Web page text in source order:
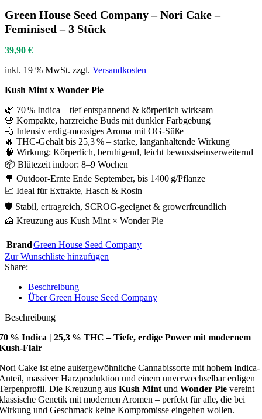
Green House Seed Company – Nori Cake –
Feminised – 3 Stück
39,90 €
inkl. 19 % MwSt. zzgl. Versandkosten
Kush Mint x Wonder Pie
🌿 70 % Indica – tief entspannend & körperlich wirksam
🌸 Kompakte, harzreiche Buds mit dunkler Farbgebung
💨 Intensiv erdig-moosiges Aroma mit OG-Süße
🔥 THC-Gehalt bis 25,3 % – starke, langanhaltende Wirkung
🧠 Wirkung: Körperlich, beruhigend, leicht bewusstseinserweiternd
📦 Blütezeit indoor: 8–9 Wochen
🌳 Outdoor-Ernte Ende September, bis 1400 g/Pflanze
📈 Ideal für Extrakte, Hasch & Rosin
🛡️ Stabil, ertragreich, SCROG-geeignet & growerfreundlich
🍰 Kreuzung aus Kush Mint × Wonder Pie
BrandGreen House Seed Company
Zur Wunschliste hinzufügen
Share:
Beschreibung
Über Green House Seed Company
Beschreibung
% Indica | 25,3 % THC – Tiefe, erdige Power mit modernem
Flair
Cake ist eine außergewöhnliche Cannabissorte mit hohem Indica-
massiver Harzproduktion und einem unverwechselbar erdigen
Die Kreuzung aus Kush Mint und Wonder Pie vereint
Genetik mit modernen Aromen – perfekt für alle, die bei
und Geschmack keine Kompromisse eingehen wollen.